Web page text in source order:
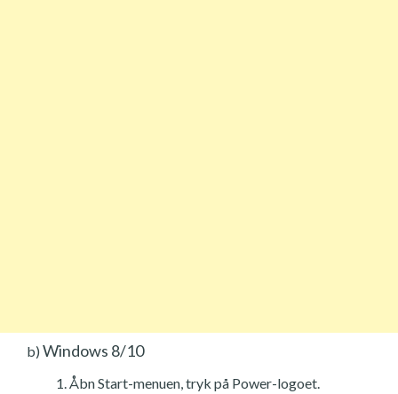
b) Windows 8/10
Åbn Start-menuen, tryk på Power-logoet.